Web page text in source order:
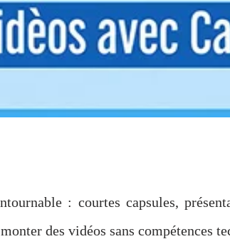
: courtes capsules,
des vidéos sans compétences